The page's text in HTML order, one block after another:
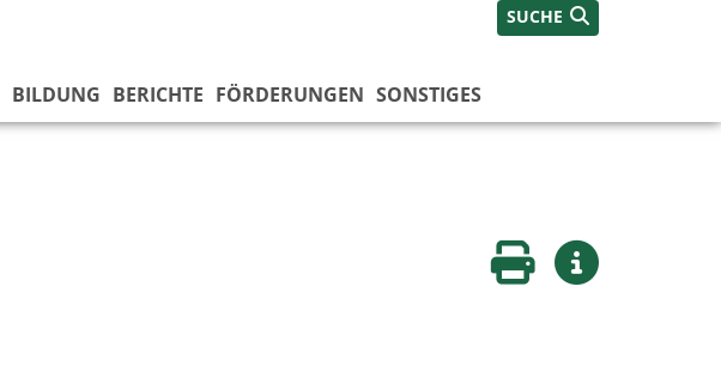
SUCHE
BILDUNG BERICHTE FÖRDERUNGEN SONSTIGES
Seite druckenWeitere Infos